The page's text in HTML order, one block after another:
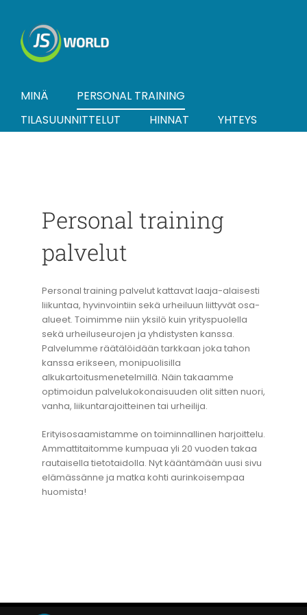
content
MINÄ
PERSONAL TRAINING
TILASUUNNITTELUT
HINNAT YHTEYS
Personal training
palvelut
Personal training palvelut kattavat laaja-alaisesti
liikuntaa, hyvinvointiin sekä urheiluun liittyvät osa-
alueet. Toimimme niin yksilö kuin yrityspuolella
sekä urheiluseurojen ja yhdistysten kanssa.
Palvelumme räätälöidään tarkkaan joka tahon
kanssa erikseen, monipuolisilla
alkukartoitusmenetelmillä. Näin takaamme
optimoidun palvelukokonaisuuden olit sitten nuori,
vanha, liikuntarajoitteinen tai urheilija.
Erityisosaamistamme on toiminnallinen harjoittelu.
Ammattitaitomme kumpuaa yli 20 vuoden takaa
rautaisella tietotaidolla. Nyt kääntämään uusi sivu
elämässänne ja matka kohti aurinkoisempaa
huomista!